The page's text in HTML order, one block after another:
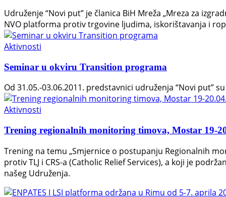
Udruženje “Novi put” je članica BiH Mreža „Mreza za
NVO platforma protiv trgovine ljudima, iskorištavanja i
Aktivnosti
Seminar u okviru Transition programa
Od 31.05.-03.06.2011. predstavnici udruženja “Novi put”
Aktivnosti
Trening regionalnih monitoring timova, Mostar 19-
Trening na temu „Smjernice o postupanju Regionalnih
protiv TLJ i CRS-a (Catholic Relief Services), a koji je
našeg Udruženja.